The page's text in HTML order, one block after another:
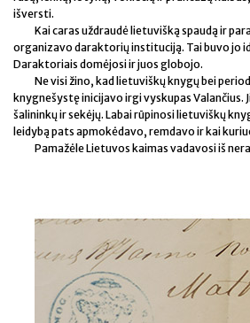
išversti.
Kai caras uždraudė lietuvišką spaudą ir
organizavo daraktorių instituciją. Tai buvo jo
Daraktoriais domėjosi ir juos globojo.
Ne visi žino, kad lietuviškų knygų bei
knygnešystę inicijavo irgi vyskupas Valančius.
šalininkų ir sekėjų. Labai rūpinosi lietuviškų
leidybą pats apmokėdavo, remdavo ir kai
Pamažėle Lietuvos kaimas vadavosi iš